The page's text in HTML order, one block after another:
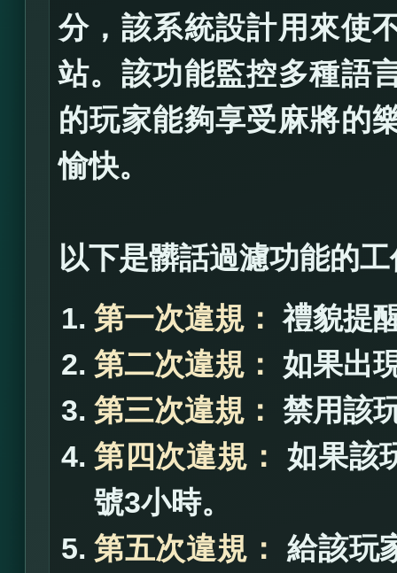
分，該系統設計用來使
站。該功能監控多種語
的玩家能夠享受麻將的
愉快。
以下是髒話過濾功能的
第一次違規： 禮貌提
第二次違規：
如果出
第三次違規： 禁用該
第四次違規：
如果該
號3小時。
第五次違規：
給該玩